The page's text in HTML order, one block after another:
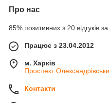
Про нас
85% позитивних з 20 відгуків за
Працює з 23.04.2012
м. Харків
Проспект
Контакти